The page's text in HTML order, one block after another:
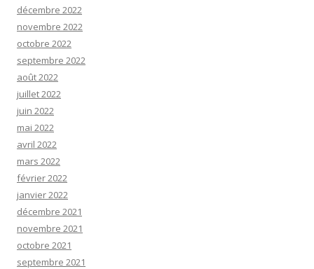
décembre 2022
novembre 2022
octobre 2022
septembre 2022
août 2022
juillet 2022
juin 2022
mai 2022
avril 2022
mars 2022
février 2022
janvier 2022
décembre 2021
novembre 2021
octobre 2021
septembre 2021